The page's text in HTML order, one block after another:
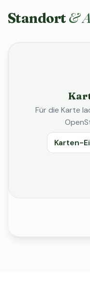
Standort &
Für die Karte
Karten-